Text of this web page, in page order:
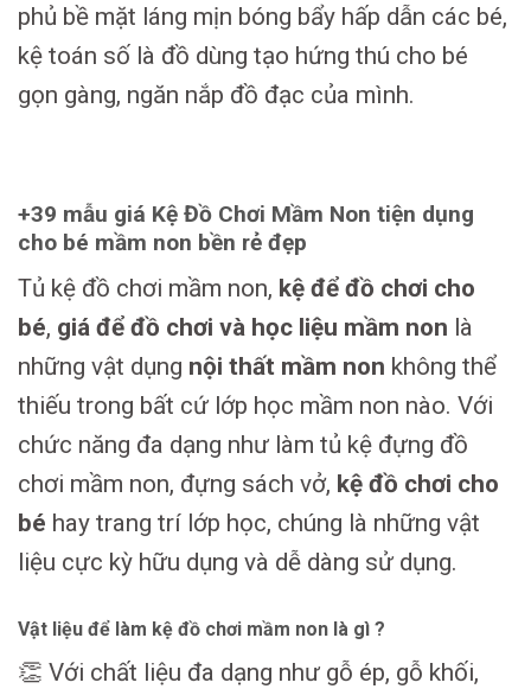
phủ bề mặt láng mịn bóng bẩy hấp dẫn các bé,
kệ toán số là đồ dùng tạo hứng thú cho bé
gọn gàng, ngăn nắp đồ đạc của mình.
+39 mẫu giá Kệ Đồ Chơi Mầm Non tiện dụng
cho bé mầm non bền rẻ đẹp
Tủ kệ đồ chơi mầm non, kệ để đồ chơi cho
bé, giá để đồ chơi và học liệu mầm non là
những vật dụng nội thất mầm non không thể
thiếu trong bất cứ lớp học mầm non nào. Với
chức năng đa dạng như làm tủ kệ đựng đồ
chơi mầm non, đựng sách vở, kệ đồ chơi cho
bé hay trang trí lớp học, chúng là những vật
liệu cực kỳ hữu dụng và dễ dàng sử dụng.
Vật liệu để làm kệ đồ chơi mầm non là gì ?
👏 Với chất liệu đa dạng như gỗ ép, gỗ khối,